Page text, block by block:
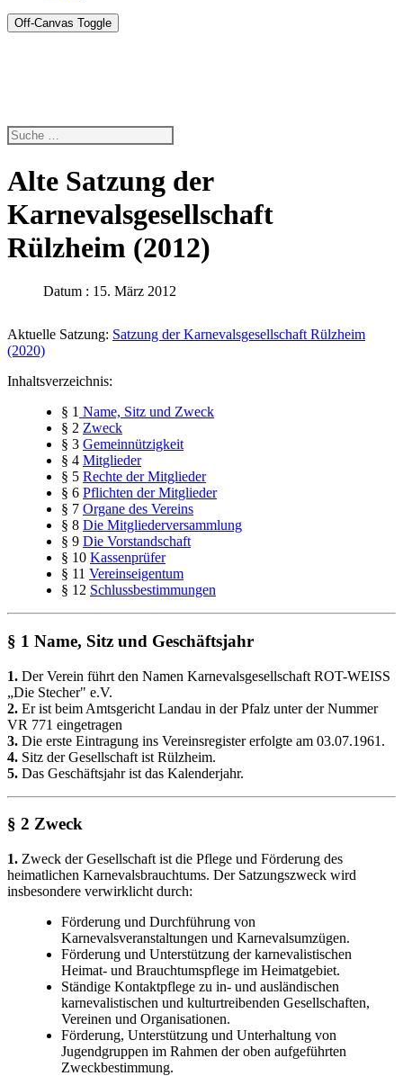
Off-Canvas Toggle
Alte Satzung der
Karnevalsgesellschaft
Rülzheim (2012)
Datum : 15. März 2012
Aktuelle Satzung: Satzung der Karnevalsgesellschaft Rülzheim
(2020)
Inhaltsverzeichnis:
§ 1 Name, Sitz und Zweck
§ 2 Zweck
§ 3 Gemeinnützigkeit
§ 4 Mitglieder
§ 5 Rechte der Mitglieder
§ 6 Pflichten der Mitglieder
§ 7 Organe des Vereins
§ 8 Die Mitgliederversammlung
§ 9 Die Vorstandschaft
§ 10 Kassenprüfer
§ 11 Vereinseigentum
§ 12 Schlussbestimmungen
§ 1 Name, Sitz und Geschäftsjahr
1. Der Verein führt den Namen Karnevalsgesellschaft ROT-WEISS
„Die Stecher" e.V.
2. Er ist beim Amtsgericht Landau in der Pfalz unter der Nummer
VR 771 eingetragen
3. Die erste Eintragung ins Vereinsregister erfolgte am 03.07.1961.
4. Sitz der Gesellschaft ist Rülzheim.
5. Das Geschäftsjahr ist das Kalenderjahr.
§ 2 Zweck
1. Zweck der Gesellschaft ist die Pflege und Förderung des
heimatlichen Karnevalsbrauchtums. Der Satzungszweck wird
insbesondere verwirklicht durch:
Förderung und Durchführung von
Karnevalsveranstaltungen und Karnevalsumzügen.
Förderung und Unterstützung der karnevalistischen
Heimat- und Brauchtumspflege im Heimatgebiet.
Ständige Kontaktpflege zu in- und ausländischen
karnevalistischen und kulturtreibenden Gesellschaften,
Vereinen und Organisationen.
Förderung, Unterstützung und Unterhaltung von
Jugendgruppen im Rahmen der oben aufgeführten
Zweckbestimmung.